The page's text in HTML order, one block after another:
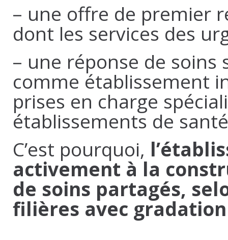
– une offre de premier
dont les services des
– une réponse de
comme établissement
prises en charge
établissements de
C’est pourquoi,
activement à la
de soins partagés,
filières avec